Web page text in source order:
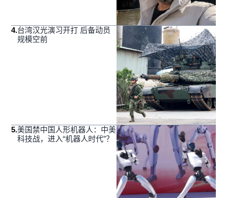
4.台湾汉光演习开打 后备动员
规模空前
5.美国禁中国人形机器人：中美
科技战，进入“机器人时代”？